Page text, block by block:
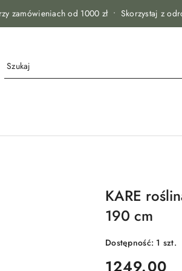
zamówieniach od 1000 zł • Skorzystaj z
KARE
190 cm
Dostępność: 1 szt.
cena:
1249.00